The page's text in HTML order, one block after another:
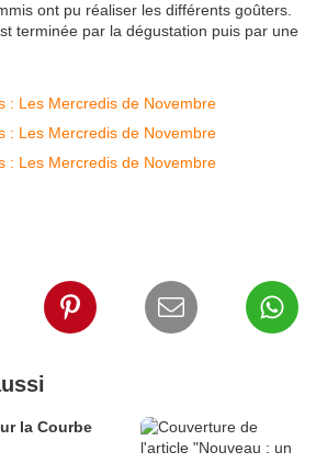
ont pu réaliser les différents goûters.
terminée par la dégustation puis par une
la Courbe